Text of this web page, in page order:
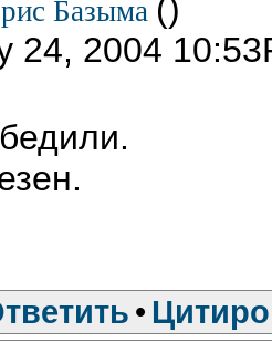
Базыма ()
24, 2004
•